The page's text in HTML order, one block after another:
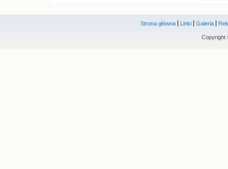
Strona główna Linki Galeria